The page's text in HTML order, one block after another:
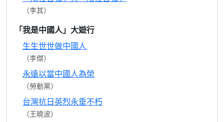
（李其）
「我是中國人」大遊行
生生世世做中國人
（李傑）
永遠以當中國人為榮
（勞動黨）
台灣抗日英烈永垂不朽
（王曉波）